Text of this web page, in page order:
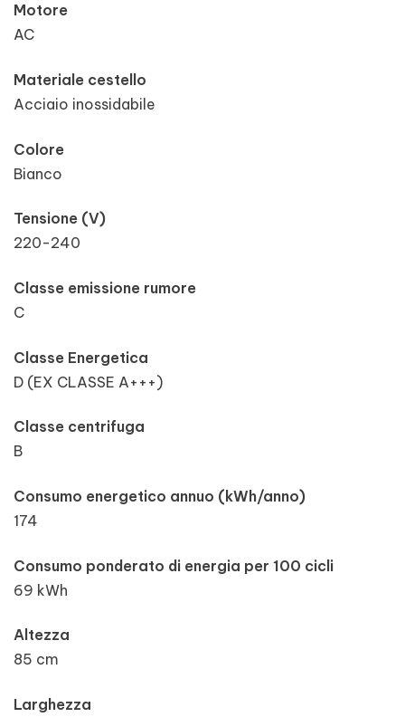
Motore
AC
Materiale cestello
Acciaio inossidabile
Colore
Bianco
Tensione (V)
220-240
Classe emissione rumore
C
Classe Energetica
D (EX CLASSE A+++)
Classe centrifuga
B
Consumo energetico annuo (kWh/anno)
174
Consumo ponderato di energia per 100 cicli
69 kWh
Altezza
85 cm
Larghezza